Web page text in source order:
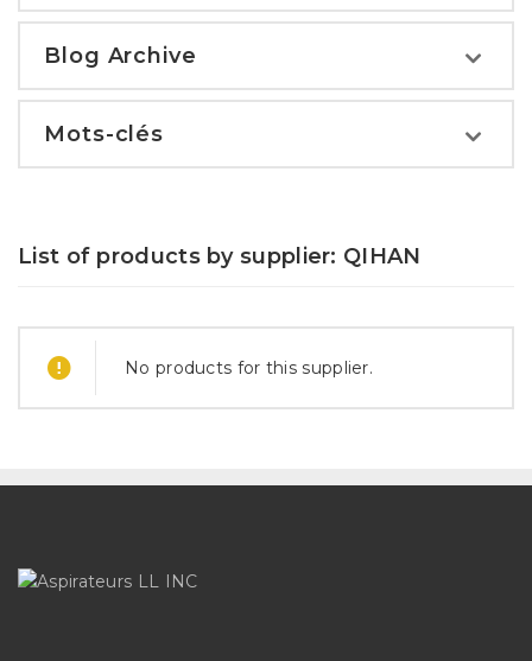
Blog Archive
Mots-clés
List of products by supplier: QIHAN
No products for this supplier.